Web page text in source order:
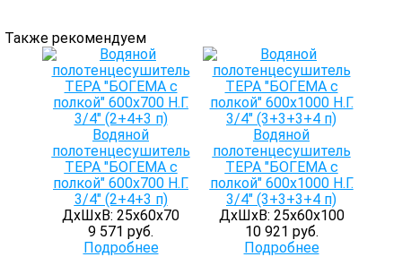
Также рекомендуем
Водяной
полотенцесушитель
ТЕРА "БОГЕМА с
полкой" 600х700 Н.Г.
3/4" (2+4+3 п)
ДхШхВ: 25х60х70
9 571 руб.
Подробнее
Водяной
полотенцесушитель
ТЕРА "БОГЕМА с
полкой" 600х1000 Н.Г.
3/4" (3+3+3+4 п)
ДхШхВ: 25х60х100
10 921 руб.
Подробнее